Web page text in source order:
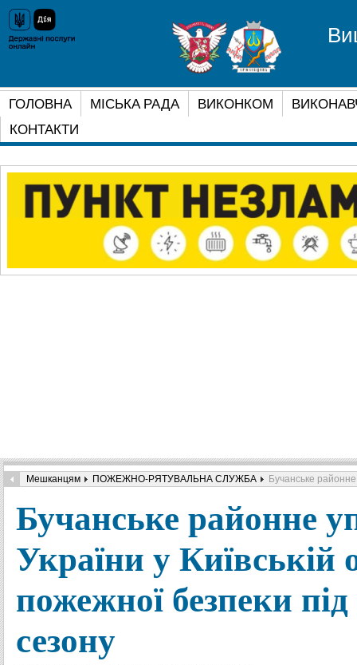
ГОЛОВНА МІСЬКА РАДА ВИКОНКОМ
КОНТАКТИ
Мешканцям ПОЖЕЖНО-РЯТУВАЛЬНА СЛУЖБА Бучанське
Бучанське районне
України у Київській
пожежної безпеки
сезону